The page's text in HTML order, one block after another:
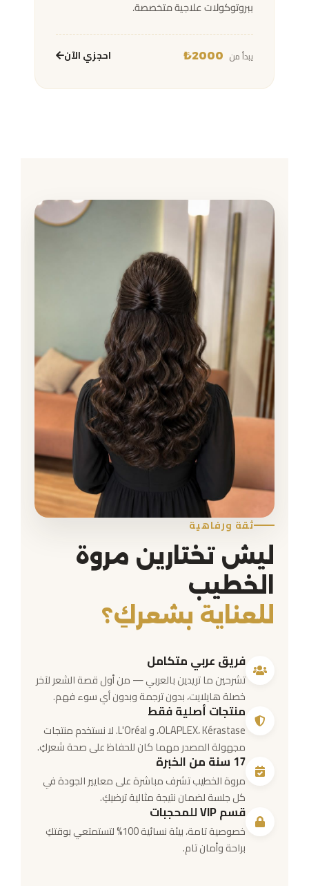
ببروتوكولات علاجية متخصصة.
يبدأ من احجزي الآن
ثقة ورفاهية
ليش تختارين مروة
الخطيب
للعناية بشعركِ؟
فريق عربي متكامل
تشرحين ما تريدين بالعربي — من أول قصة الشعر لآخر
خصلة هايلايت، بدون ترجمة وبدون أي سوء فهم.
منتجات أصلية فقط
OLAPLEX، Kérastase، و L'Oréal. لا نستخدم منتجات
مجهولة المصدر مهما كان للحفاظ على صحة شعركِ.
17 سنة من الخبرة
مروة الخطيب تشرف مباشرة على معايير الجودة في
كل جلسة لضمان نتيجة مثالية ترضيكِ.
قسم VIP للمحجبات
خصوصية تامة، بيئة نسائية 100% لتستمتعي بوقتكِ
براحة وأمان تام.